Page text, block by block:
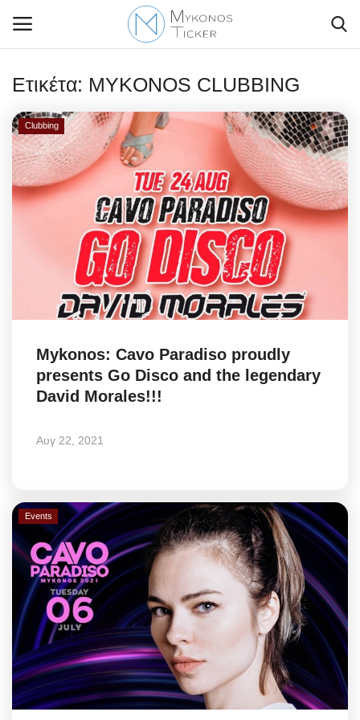
Contact Us
Politique
Business
Greece
Mykonos Ticker TV
Sport
Sustainability
Health
In Pictures
Ετικέτα: MYKONOS CLUBBING
Clubbing
Mykonos: Cavo Paradiso proudly
presents Go Disco and the legendary
David Morales!!!
Αυγ 22, 2021
Events